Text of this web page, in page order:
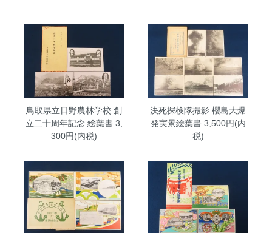
鳥取県立日野農林学校 創
立二十周年記念 絵葉書 3,
300円(内税)
決死探検隊撮影 櫻島大爆
発実景絵葉書3,500円(内
税)